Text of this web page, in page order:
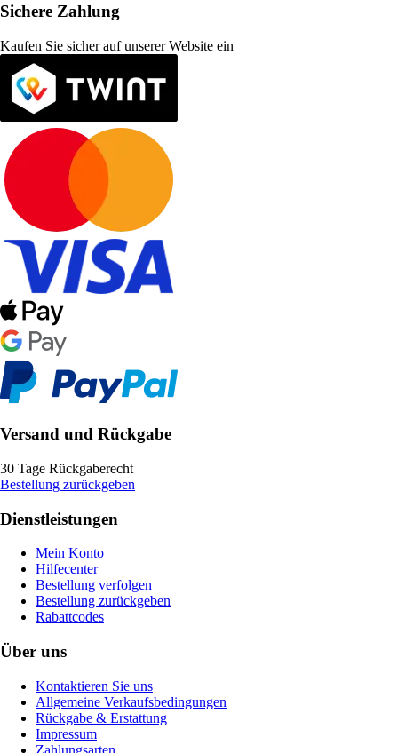
Sichere Zahlung
Kaufen Sie sicher auf unserer Website ein
Versand und Rückgabe
30 Tage Rückgaberecht
Bestellung zurückgeben
Dienstleistungen
Mein Konto
Hilfecenter
Bestellung verfolgen
Bestellung zurückgeben
Rabattcodes
Über uns
Kontaktieren Sie uns
Allgemeine Verkaufsbedingungen
Rückgabe & Erstattung
Impressum
Zahlungsarten